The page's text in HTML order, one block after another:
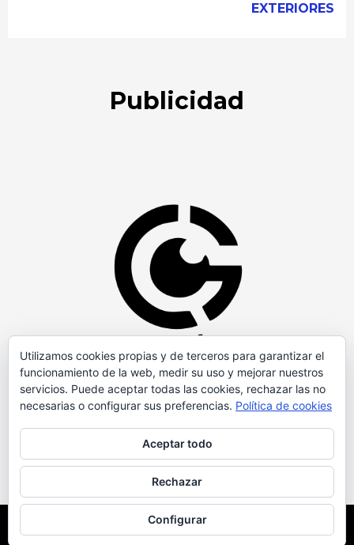
EXTERIORES
Publicidad
Copyright © Todos los derechos reservados.
Utilizamos cookies propias y de terceros para garantizar el
funcionamiento de la web, medir su uso y mejorar nuestros
servicios. Puede aceptar todas las cookies, rechazar las no
necesarias o configurar sus preferencias. Política de cookies
Aceptar todo
Rechazar
Configurar